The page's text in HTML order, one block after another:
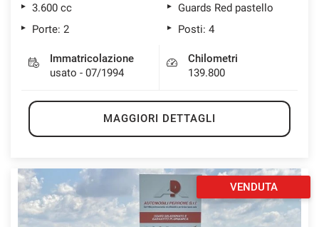
3.600 cc
Guards Red pastello
Porte: 2
Posti: 4
Immatricolazione
usato - 07/1994
Chilometri
139.800
MAGGIORI DETTAGLI
VENDUTA